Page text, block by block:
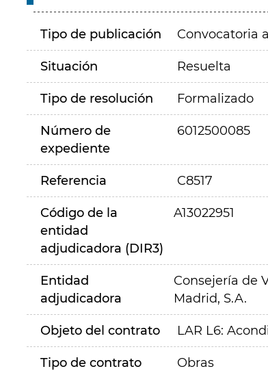
Tipo de publicación Convocatoria
Situación Resuelta
Tipo de resolución Formalizado
Número de
expediente
6012500085
Referencia C8517
Código de la
entidad
adjudicadora (DIR3)
A13022951
Entidad
adjudicadora
Consejería de
Madrid, S.A.
Objeto del contrato LAR L6:
Tipo de contrato Obras